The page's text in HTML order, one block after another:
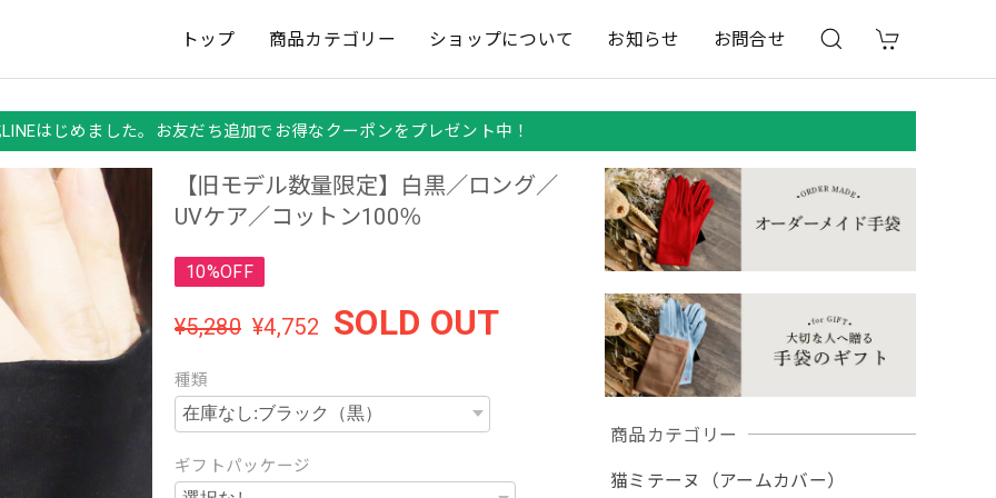
トップ 商品カテゴリー ショップについて お知らせ お問合せ
はじめました。お友だち追加でお得なクーポンをプレゼント中！
商品カテゴリー
猫ミテーヌ（アームカバー）
【旧モデル数量限定】白黒／ロング／
UVケア／コットン100％
10%OFF
¥5,280 ¥4,752 SOLD OUT
種類
ギフトパッケージ